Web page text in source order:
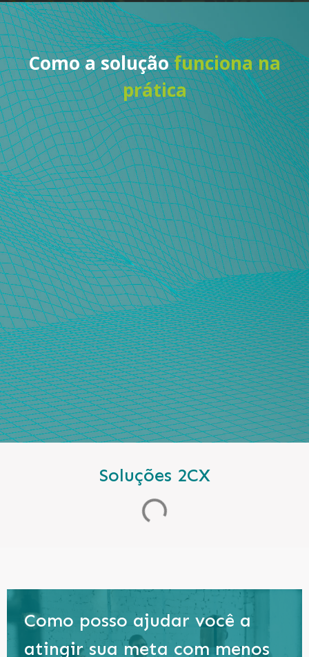
Como a soluçãofunciona na
prática
Soluções 2CX
Como posso ajudar você a
atingir sua meta com menos